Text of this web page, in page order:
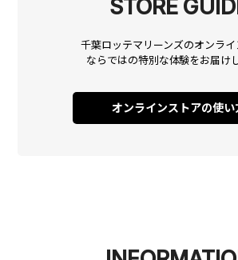
STORE
千葉ロッテマリーンズのオンライ
ならではの特別な体験をお届け
オンラインストアの使い